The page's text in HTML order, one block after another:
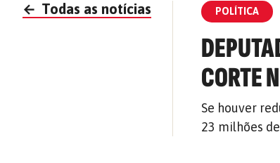
← Todas as notícias POLÍTICA
CORTE
Se houver
23 milhões